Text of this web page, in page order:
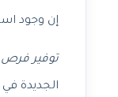
إن وجود
توفير
الجديدة